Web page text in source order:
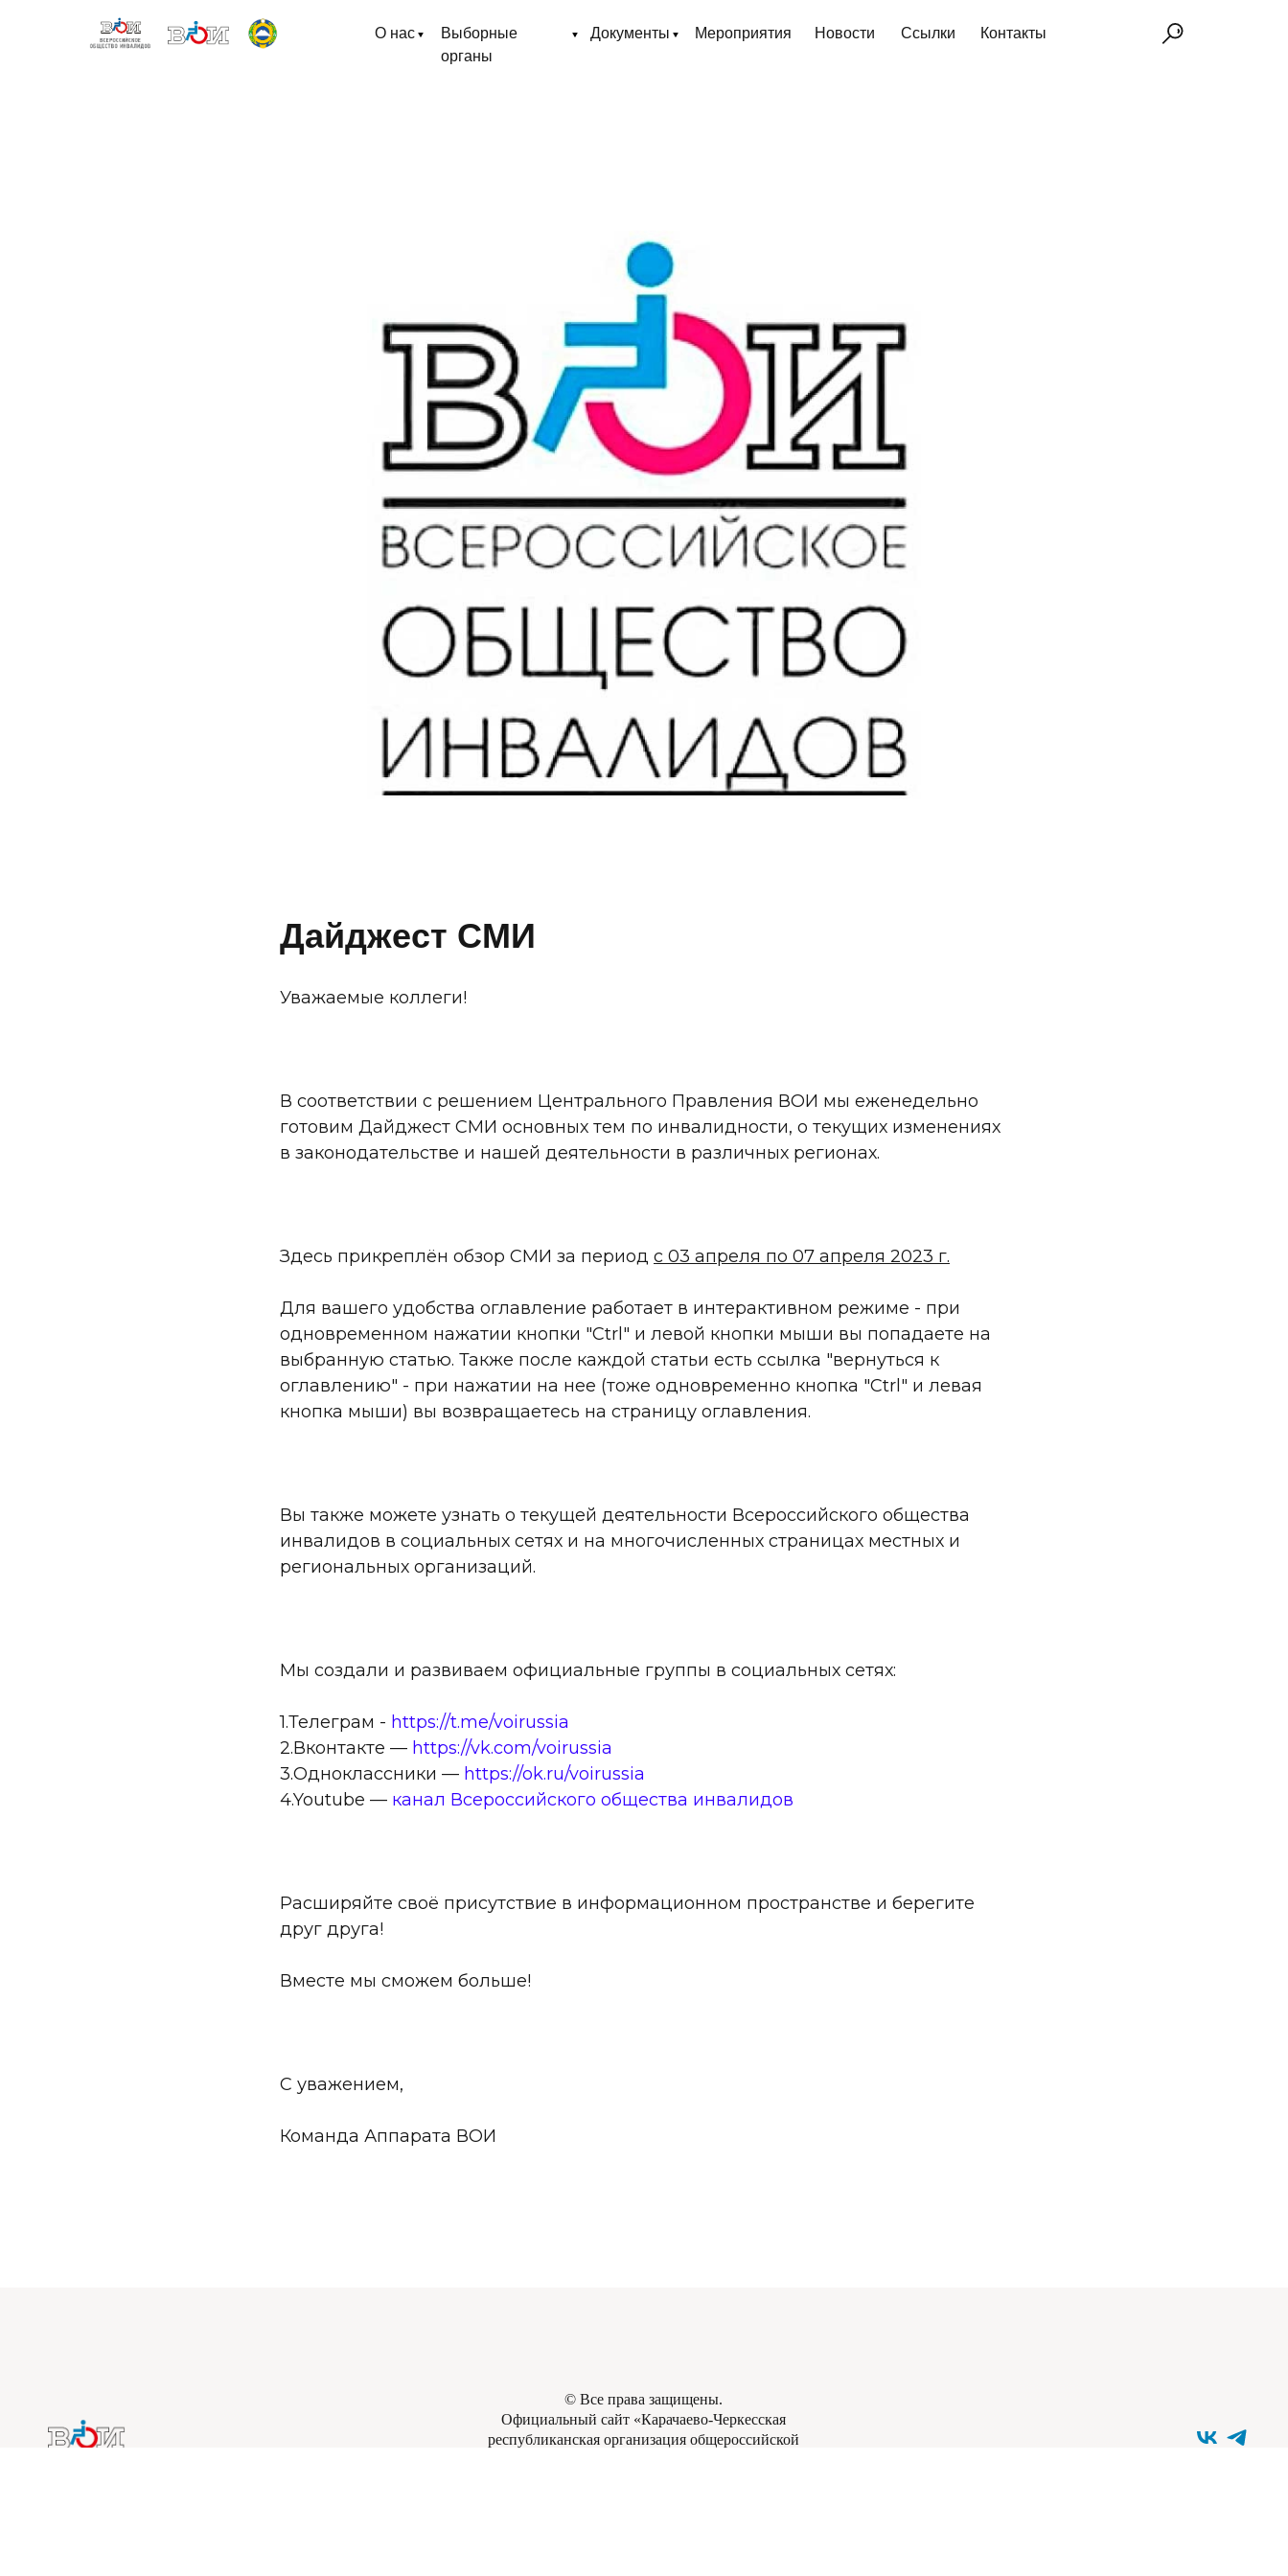
О нас
Выборные
органы
Документы Мероприятия Новости Ссылки Контакты
Дайджест СМИ
Уважаемые коллеги!
В соответствии с решением Центрального Правления ВОИ мы еженедельно
готовим Дайджест СМИ основных тем по инвалидности, о текущих изменениях
в законодательстве и нашей деятельности в различных регионах.
Здесь прикреплён обзор СМИ за период с 03 апреля по 07 апреля 2023 г.
Для вашего удобства оглавление работает в интерактивном режиме - при
одновременном нажатии кнопки "Ctrl" и левой кнопки мыши вы попадаете на
выбранную статью. Также после каждой статьи есть ссылка "вернуться к
оглавлению" - при нажатии на нее (тоже одновременно кнопка "Ctrl" и левая
кнопка мыши) вы возвращаетесь на страницу оглавления.
Вы также можете узнать о текущей деятельности Всероссийского общества
инвалидов в социальных сетях и на многочисленных страницах местных и
региональных организаций.
Мы создали и развиваем официальные группы в социальных сетях:
1.Телеграм - https://t.me/voirussia
2.Вконтакте — https://vk.com/voirussia
3.Одноклассники — https://ok.ru/voirussia
4.Youtube — канал Всероссийского общества инвалидов
Расширяйте своё присутствие в информационном пространстве и берегите
друг друга!
Вместе мы сможем больше!
С уважением,
Команда Аппарата ВОИ
© Все права защищены.
Официальный сайт «Карачаево-Черкесская
республиканская организация общероссийской